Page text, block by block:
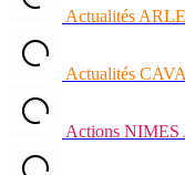
Actualités
Actualités
Actions NIMES